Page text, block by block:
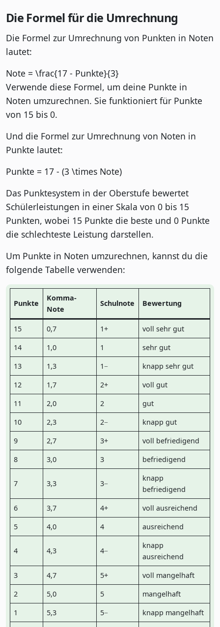
Die Formel für die Umrechnung
Die Formel zur Umrechnung von Punkten in Noten
lautet:
Note = \frac{17 - Punkte}{3}
Verwende diese Formel, um deine Punkte in
Noten umzurechnen. Sie funktioniert für Punkte
von 15 bis 0.
Und die Formel zur Umrechnung von Noten in
Punkte lautet:
Punkte = 17 - (3 \times Note)
Das Punktesystem in der Oberstufe bewertet
Schülerleistungen in einer Skala von 0 bis 15
Punkten, wobei 15 Punkte die beste und 0 Punkte
die schlechteste Leistung darstellen.
Um Punkte in Noten umzurechnen, kannst du die
folgende Tabelle verwenden:
Punkte
Komma-
Note
Schulnote Bewertung
15 0,7 1+
voll sehr gut
14
1,0 1
sehr gut
13
1,3 1−
knapp sehr gut
12
1,7 2+
voll gut
11
2,0 2
gut
10
2,3 2−
knapp gut
9
2,7 3+
voll befriedigend
8
3,0 3 befriedigend
7 3,3 3−
knapp
befriedigend
6
3,7 4+
voll ausreichend
5
4,0 4 ausreichend
4 4,3 4−
knapp
ausreichend
3
4,7 5+
voll mangelhaft
2
5,0 5
mangelhaft
1
5,3 5−
knapp mangelhaft